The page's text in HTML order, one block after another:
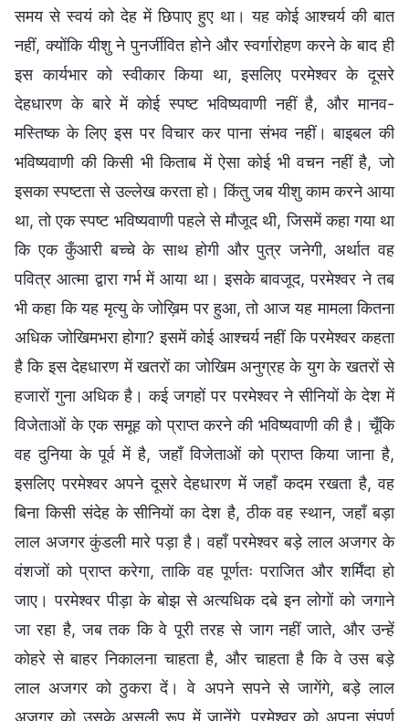
समय से स्वयं को देह में छिपाए हुए था। यह कोई आश्चर्य की बात
नहीं, क्योंकि यीशु ने पुनर्जीवित होने और स्वर्गारोहण करने के बाद ही
इस कार्यभार को स्वीकार किया था, इसलिए परमेश्वर के दूसरे
देहधारण के बारे में कोई स्पष्ट भविष्यवाणी नहीं है, और मानव-
मस्तिष्क के लिए इस पर विचार कर पाना संभव नहीं। बाइबल की
भविष्यवाणी की किसी भी किताब में ऐसा कोई भी वचन नहीं है, जो
इसका स्पष्टता से उल्लेख करता हो। किंतु जब यीशु काम करने आया
था, तो एक स्पष्ट भविष्यवाणी पहले से मौजूद थी, जिसमें कहा गया था
कि एक कुँआरी बच्चे के साथ होगी और पुत्र जनेगी, अर्थात वह
पवित्र आत्मा द्वारा गर्भ में आया था। इसके बावजूद, परमेश्वर ने तब
भी कहा कि यह मृत्यु के जोख़िम पर हुआ, तो आज यह मामला कितना
अधिक जोखिमभरा होगा? इसमें कोई आश्चर्य नहीं कि परमेश्वर कहता
है कि इस देहधारण में खतरों का जोखिम अनुग्रह के युग के खतरों से
हजारों गुना अधिक है। कई जगहों पर परमेश्वर ने सीनियों के देश में
विजेताओं के एक समूह को प्राप्त करने की भविष्यवाणी की है। चूँकि
वह दुनिया के पूर्व में है, जहाँ विजेताओं को प्राप्त किया जाना है,
इसलिए परमेश्वर अपने दूसरे देहधारण में जहाँ कदम रखता है, वह
बिना किसी संदेह के सीनियों का देश है, ठीक वह स्थान, जहाँ बड़ा
लाल अजगर कुंडली मारे पड़ा है। वहाँ परमेश्वर बड़े लाल अजगर के
वंशजों को प्राप्त करेगा, ताकि वह पूर्णतः पराजित और शर्मिंदा हो
जाए। परमेश्वर पीड़ा के बोझ से अत्यधिक दबे इन लोगों को जगाने
जा रहा है, जब तक कि वे पूरी तरह से जाग नहीं जाते, और उन्हें
कोहरे से बाहर निकालना चाहता है, और चाहता है कि वे उस बड़े
लाल अजगर को ठुकरा दें। वे अपने सपने से जागेंगे, बड़े लाल
अजगर को उसके असली रूप में जानेंगे, परमेश्वर को अपना संपूर्ण